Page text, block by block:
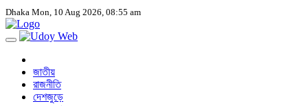
Dhaka Mon, 10 Aug 2026, 08:55 am
জাতীয়
রাজনীতি
দেশজুড়ে